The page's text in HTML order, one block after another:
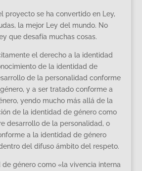
proyecto se ha convertido en Ley,
la mejor Ley del mundo. No
que desafía muchas cosas.
el derecho a la identidad
de la identidad de
de la personalidad conforme
y a ser tratado conforme a
yendo mucho más allá de la
de la identidad de género como
desarrollo de la personalidad, o
a la identidad de género
del difuso ámbito del respeto.
de género como «la vivencia interna